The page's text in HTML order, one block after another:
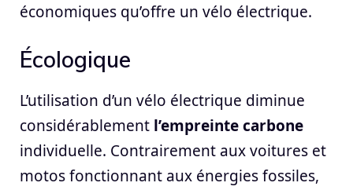
économiques qu’offre un vélo électrique.
Écologique
L’utilisation d’un vélo électrique diminue
considérablement l’empreinte carbone
individuelle. Contrairement aux voitures et
motos fonctionnant aux énergies fossiles,